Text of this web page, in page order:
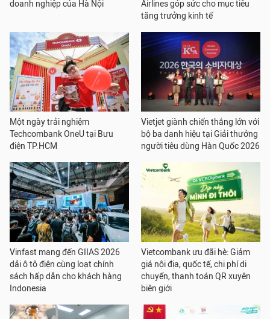
doanh nghiệp của Hà Nội
Airlines góp sức cho mục tiêu
tăng trưởng kinh tế
Một ngày trải nghiệm
Techcombank OneU tại Bưu
điện TP.HCM
Vietjet giành chiến thắng lớn với
bộ ba danh hiệu tại Giải thưởng
người tiêu dùng Hàn Quốc 2026
Vinfast mang đến GIIAS 2026
dải ô tô điện cùng loạt chính
sách hấp dẫn cho khách hàng
Indonesia
Vietcombank ưu đãi hè: Giảm
giá nội địa, quốc tế, chi phí di
chuyển, thanh toán QR xuyên
biên giới